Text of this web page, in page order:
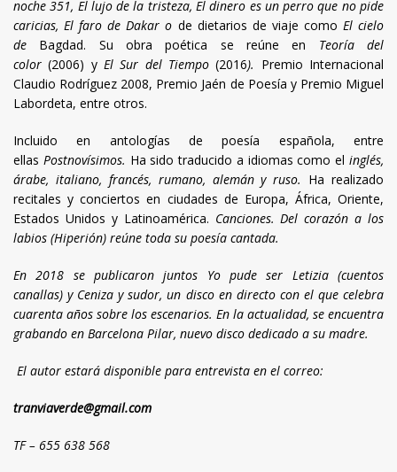
noche 351, El lujo de la tristeza, El dinero es un perro que no pide
caricias, El faro de Dakar o de dietarios de viaje como El cielo
de Bagdad. Su obra poética se reúne en Teoría del
color(2006) yEl Sur del Tiempo(2016). Premio Internacional
Claudio Rodríguez 2008, Premio Jaén de Poesía y Premio Miguel
Labordeta, entre otros.
Incluido en antologías de poesía española, entre
ellas Postnovísimos. Ha sido traducido a idiomas como elinglés,
árabe, italiano, francés, rumano, alemán y ruso. Ha realizado
recitales y conciertos en ciudades de Europa, África, Oriente,
Estados Unidos y Latinoamérica. Canciones. Del corazón a los
labios (Hiperión) reúne toda su poesía cantada.
En 2018 se publicaron juntos Yo pude ser Letizia (cuentos
canallas) y Ceniza y sudor, un disco en directo con el que celebra
cuarenta años sobre los escenarios. En la actualidad, se encuentra
grabando en Barcelona Pilar, nuevo disco dedicado a su madre.
El autor estará disponible para entrevista en el correo:
tranviaverde@gmail.com
TF – 655 638 568